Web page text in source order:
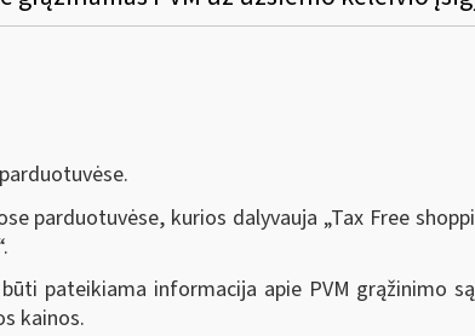
parduotuvėse, kurios dalyvauja „Tax Free
pateikiama informacija apie PVM grąžinimo
kainos.